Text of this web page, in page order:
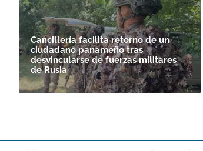
Cancillería facilita retorno de un
ciudadano panameño tras
desvincularse de fuerzas militares
de Rusia